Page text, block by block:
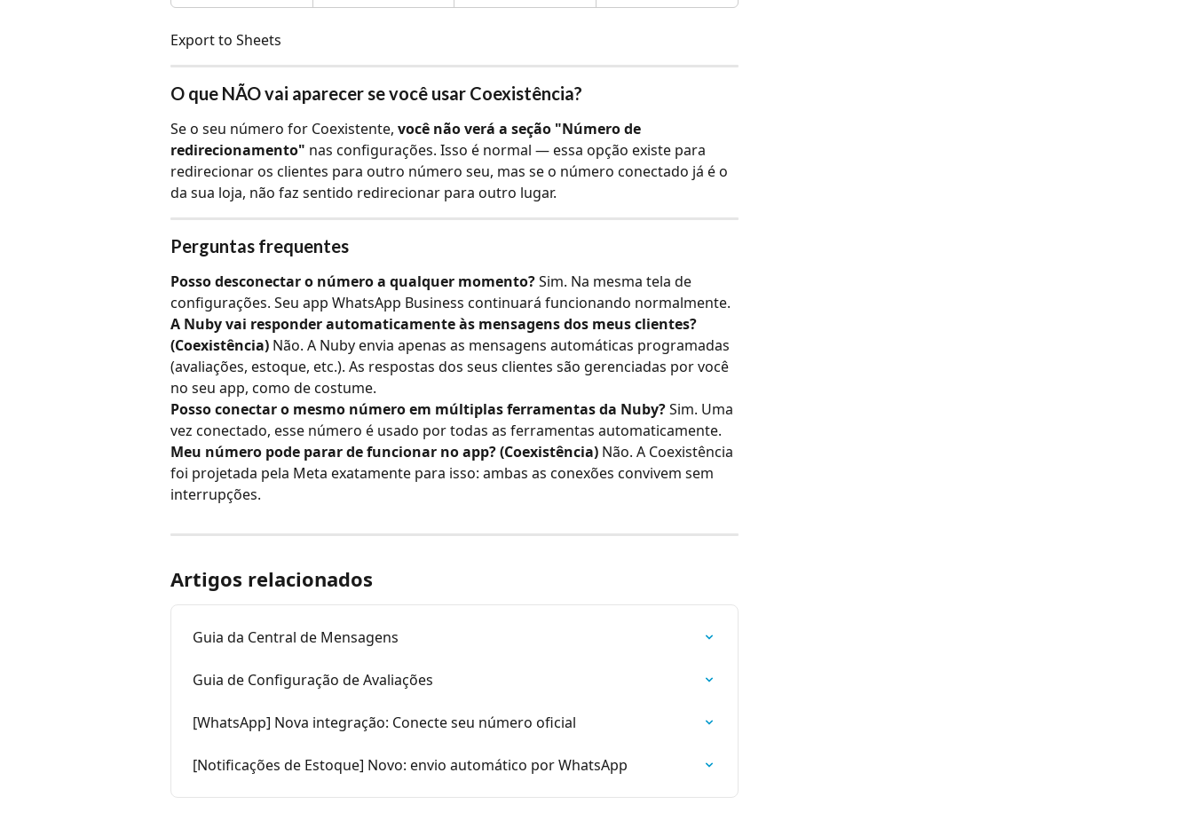
Export to Sheets
O que NÃO vai aparecer se você usar Coexistência?
Se o seu número for Coexistente, você não verá a seção "Número de
redirecionamento" nas configurações. Isso é normal — essa opção existe para
redirecionar os clientes para outro número seu, mas se o número conectado já é o
da sua loja, não faz sentido redirecionar para outro lugar.
Perguntas frequentes
Posso desconectar o número a qualquer momento? Sim. Na mesma tela de
configurações. Seu app WhatsApp Business continuará funcionando normalmente.
A Nuby vai responder automaticamente às mensagens dos meus clientes?
(Coexistência) Não. A Nuby envia apenas as mensagens automáticas programadas
(avaliações, estoque, etc.). As respostas dos seus clientes são gerenciadas por você
no seu app, como de costume.
Posso conectar o mesmo número em múltiplas ferramentas da Nuby? Sim. Uma
vez conectado, esse número é usado por todas as ferramentas automaticamente.
Meu número pode parar de funcionar no app? (Coexistência) Não. A Coexistência
foi projetada pela Meta exatamente para isso: ambas as conexões convivem sem
interrupções.
Artigos relacionados
Guia da Central de Mensagens
Guia de Configuração de Avaliações
[WhatsApp] Nova integração: Conecte seu número oficial
[Notificações de Estoque] Novo: envio automático por WhatsApp